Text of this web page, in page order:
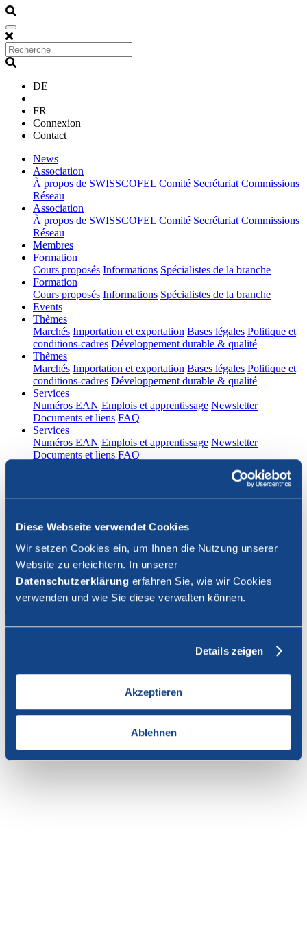
Diese Webseite verwendet Cookies
Wir setzen Cookies ein, um Ihnen die Nutzung unserer
Website zu erleichtern. In unserer
Datenschutzerklärung erfahren Sie, wie wir Cookies
verwenden und wie Sie diese verwalten können.
Details zeigen
Akzeptieren
Ablehnen
DE
|
FR
Connexion
Contact
News(current)
Association
À propos de SWISSCOFEL Comité Secrétariat Commissions
Réseau
Association
À propos de SWISSCOFEL Comité Secrétariat Commissions
Réseau
Membres(current)
Formation
Cours proposés Informations Spécialistes de la branche
Formation
Cours proposés Informations Spécialistes de la branche
Events(current)
Thèmes(current)
Marchés Importation et exportation Bases légales Politique et
conditions-cadres Développement durable & qualité
Thèmes(current)
Marchés Importation et exportation Bases légales Politique et
conditions-cadres Développement durable & qualité
Services(current)
Numéros EAN Emplois et apprentissage Newsletter
Documents et liens FAQ
Services(current)
Numéros EAN Emplois et apprentissage Newsletter
Documents et liens FAQ
FR
Connexion
Fermer la recherche
En tant que membre de SWISSCOFEL, vous pouvez vous
connecter avec votre nom d'utilisateur et le mot de passe pour
accéder au contenu de cette page.
Si vous n'avez pas encore d'accès, vous pouvez demander par e-mail
votre login personnel ausecrétariat.